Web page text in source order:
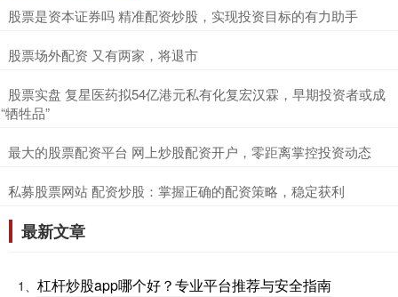
​股票是资本证券吗 精准配资炒股，实现投资目标的有力助手
​股票场外配资 又有两家，将退市
​股票实盘 复星医药拟54亿港元私有化复宏汉霖，早期投资者或成
“牺牲品”
​最大的股票配资平台 网上炒股配资开户，零距离掌控投资动态
​私募股票网站 配资炒股：掌握正确的配资策略，稳定获利
最新文章
1、 杠杆炒股app哪个好？专业平台推荐与安全指南